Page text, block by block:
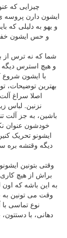
چیزایی که
ایشون دارن
و یهو به دلیلی
و حس ایشون
شما که نه ترس از
و هیچ استرس
با ایشون شروع
بهترین توضیحات،
اصلا سراغ
نزنین. لباس
باشین، به جز آلت
خودشون عنوان
ایشونو تحریک
دیگه وقتشه بره
وقتی بتونین
براش از هیچ
به این باشه که
وقت می تونین
نوع تماسی
دهانی، با